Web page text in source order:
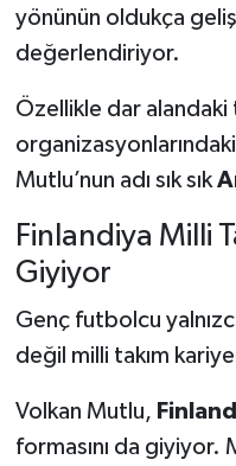
yönünün oldukça
değerlendiriyor.
Özellikle dar
Mutlu’nun adı sık sık
Finlandiya Milli
Giyiyor
Genç futbolcu
değil milli takım
Volkan Mutlu,
formasını da giyiyor.